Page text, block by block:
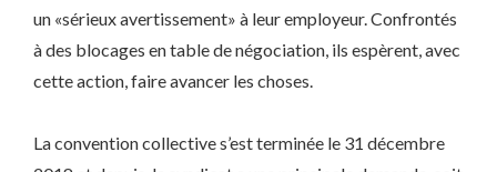
un «sérieux avertissement» à leur employeur. Confrontés
à des blocages en table de négociation, ils espèrent, avec
cette action, faire avancer les choses.
La convention collective s’est terminée le 31 décembre